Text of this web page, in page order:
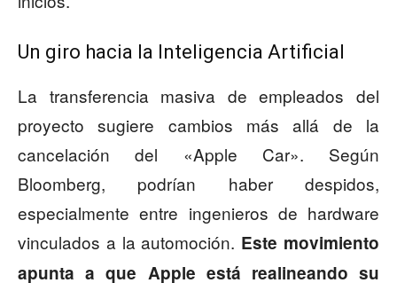
Un giro hacia la Inteligencia Artificial
La transferencia masiva de empleados del
proyecto sugiere cambios más allá de la
cancelación del «Apple Car». Según
Bloomberg, podrían haber despidos,
especialmente entre ingenieros de hardware
vinculados a la automoción. Este movimiento
apunta a que Apple está realineando su